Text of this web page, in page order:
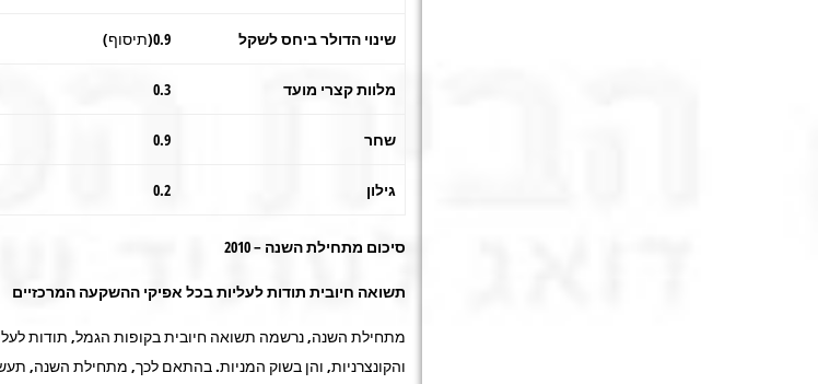
שינוי הדולר ביחס לשקל 0.9(תיסוף)
מלוות קצרי מועד 0.3
שחר 0.9
גילון 0.2
סיכום מתחילת השנה – 2010
תשואה חיובית תודות לעליות בכל אפיקי ההשקעה המרכזיים
מתחילת השנה, נרשמה תשואה חיובית בקופות הגמל, תודות
והקונצרניות, והן בשוק המניות. בהתאם לכך, מתחילת השנה,